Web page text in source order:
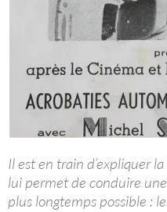
Il est en train d’expliquer
lui permet de conduire
plus longtemps possible :